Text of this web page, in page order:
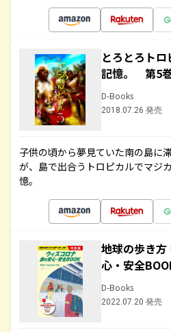
とろとろト
記憶。 第5
D-Books
2018.07.26 発売
子供の頃から夢見ていた南の島に
が、島で出合うトロピカルでマジ
憶。
地球の歩き
心・安全
D-Books
2022.07.20 発売